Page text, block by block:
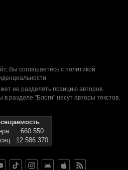
Вы соглашаетесь с политикой
.
не разделять позицию авторов.
разделе "Блоги" несут авторы текстов.
660 550
12 586 370